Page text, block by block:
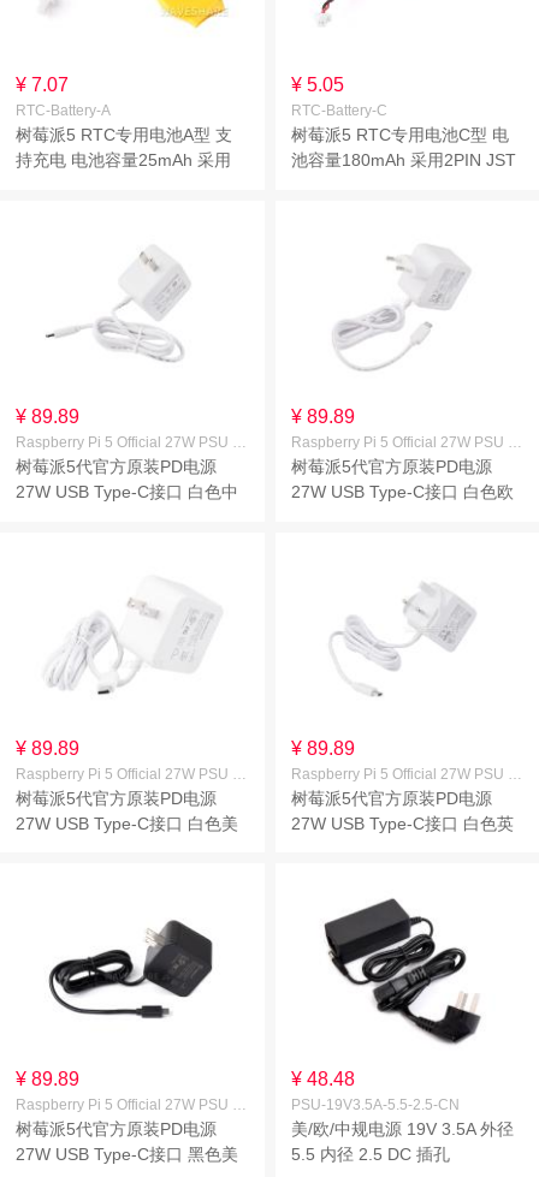
¥ 7.07
RTC-Battery-A
树莓派5 RTC专用电池A型 支
持充电 电池容量25mAh 采用
¥ 5.05
RTC-Battery-C
树莓派5 RTC专用电池C型 电
池容量180mAh 采用2PIN JST
¥ 89.89
Raspberry Pi 5 Official 27W PSU White CN
树莓派5代官方原装PD电源
27W USB Type-C接口 白色中
¥ 89.89
Raspberry Pi 5 Official 27W PSU White EU
树莓派5代官方原装PD电源
27W USB Type-C接口 白色欧
¥ 89.89
树莓派5代官方原装PD电源
27W USB Type-C接口 白色美
¥ 89.89
树莓派5代官方原装PD电源
27W USB Type-C接口 白色英
¥ 89.89
Raspberry Pi 5 Official 27W PSU Black US
树莓派5代官方原装PD电源
27W USB Type-C接口 黑色美
¥ 48.48
PSU-19V3.5A-5.5-2.5-CN
美/欧/中规电源 19V 3.5A 外径
5.5 内径 2.5 DC 插孔